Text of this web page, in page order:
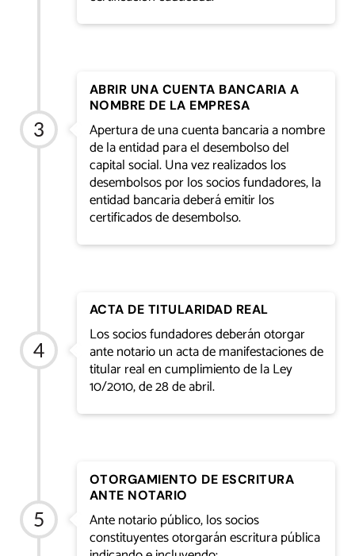
ABRIR UNA CUENTA BANCARIA A
NOMBRE DE LA EMPRESA
Apertura de una cuenta bancaria a nombre
de la entidad para el desembolso del
capital social. Una vez realizados los
desembolsos por los socios fundadores, la
entidad bancaria deberá emitir los
certificados de desembolso.
ACTA DE TITULARIDAD REAL
Los socios fundadores deberán otorgar
ante notario un acta de manifestaciones de
titular real en cumplimiento de la Ley
10/2010, de 28 de abril.
OTORGAMIENTO DE ESCRITURA
ANTE NOTARIO
Ante notario público, los socios
constituyentes otorgarán escritura pública